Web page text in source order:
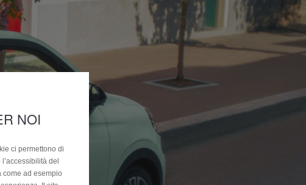
NOI
ci permettono di
del
come ad esempio